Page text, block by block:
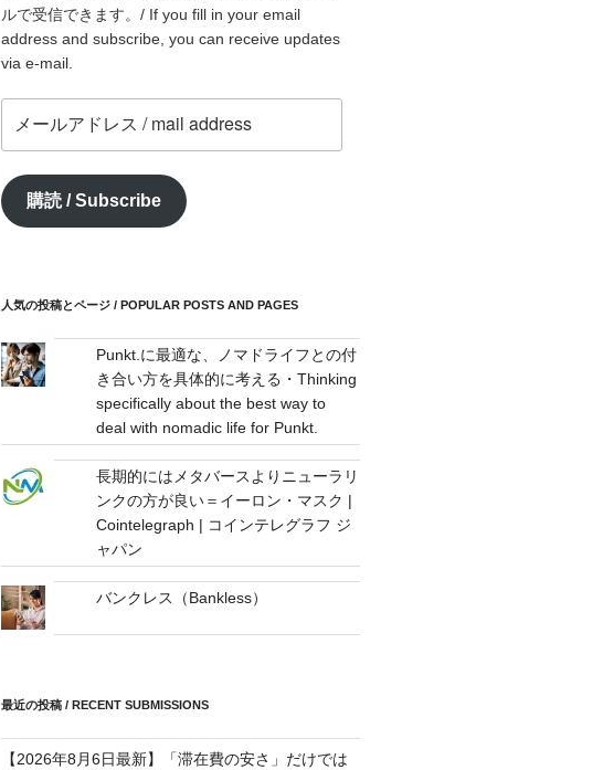
ルで受信できます。/ If you fill in your email
address and subscribe, you can receive updates
via e-mail.
ル
ア
ド
レ
mail
購読 / Subscribe
人気の投稿とページ / POPULAR POSTS AND PAGES
Punkt.に最適な、ノマドライフとの付
き合い方を具体的に考える・Thinking
specifically about the best way to
deal with nomadic life for Punkt.
長期的にはメタバースよりニューラリ
ンクの方が良い＝イーロン・マスク |
Cointelegraph | コインテレグラフ ジ
ャパン
バンクレス（Bankless）
最近の投稿 / RECENT SUBMISSIONS
【2026年8月6日最新】「滞在費の安さ」だけでは